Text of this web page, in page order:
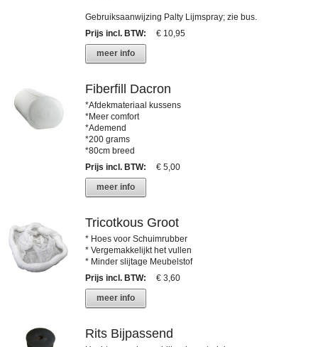
Gebruiksaanwijzing Palty Lijmspray; zie bus.
Prijs incl. BTW:
€ 10,95
meer info
Fiberfill Dacron
*Afdekmateriaal kussens
*Meer comfort
*Ademend
*200 grams
*80cm breed
Prijs incl. BTW:
€ 5,00
meer info
Tricotkous Groot
* Hoes voor Schuimrubber
* Vergemakkelijkt het vullen
* Minder slijtage Meubelstof
Prijs incl. BTW:
€ 3,60
meer info
Rits Bijpassend